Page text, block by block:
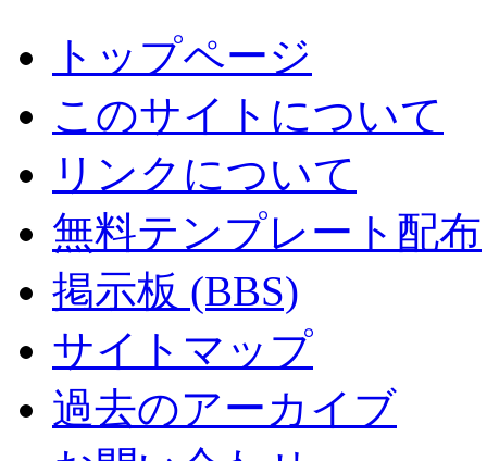
トップページ
このサイトについて
リンクについて
無料テンプレート配布
掲示板 (BBS)
サイトマップ
過去のアーカイブ